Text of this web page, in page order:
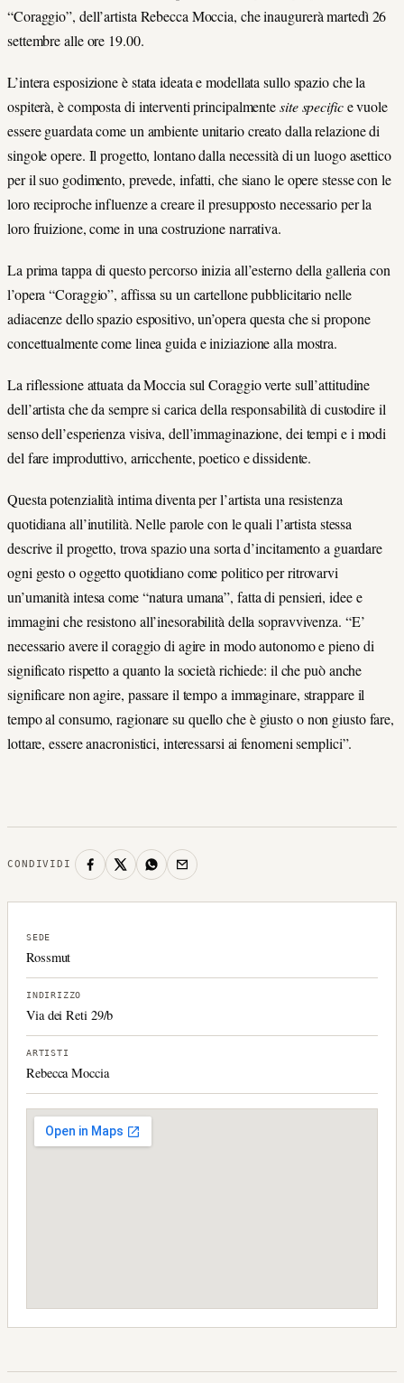
“Coraggio”, dell’artista Rebecca Moccia, che inaugurerà martedì 26
settembre alle ore 19.00.
L’intera esposizione è stata ideata e modellata sullo spazio che la
ospiterà, è composta di interventi principalmentesite specifice vuole
essere guardata come un ambiente unitario creato dalla relazione di
singole opere. Il progetto, lontano dalla necessità di un luogo asettico
per il suo godimento, prevede, infatti, che siano le opere stesse con le
loro reciproche influenze a creare il presupposto necessario per la
loro fruizione, come in una costruzione narrativa.
La prima tappa di questo percorso inizia all’esterno della galleria con
l’opera “Coraggio”, affissa su un cartellone pubblicitario nelle
adiacenze dello spazio espositivo, un’opera questa che si propone
concettualmente come linea guida e iniziazione alla mostra.
La riflessione attuata da Moccia sul Coraggio verte sull’attitudine
dell’artista che da sempre si carica della responsabilità di custodire il
senso dell’esperienza visiva, dell’immaginazione, dei tempi e i modi
del fare improduttivo, arricchente, poetico e dissidente.
Questa potenzialità intima diventa per l’artista una resistenza
quotidiana all’inutilità. Nelle parole con le quali l’artista stessa
descrive il progetto, trova spazio una sorta d’incitamento a guardare
ogni gesto o oggetto quotidiano come politico per ritrovarvi
un’umanità intesa come “natura umana”, fatta di pensieri, idee e
immagini che resistono all’inesorabilità della sopravvivenza. “E’
necessario avere il coraggio di agire in modo autonomo e pieno di
significato rispetto a quanto la società richiede: il che può anche
significare non agire, passare il tempo a immaginare, strappare il
tempo al consumo, ragionare su quello che è giusto o non giusto fare,
lottare, essere anacronistici, interessarsi ai fenomeni semplici”.
CONDIVIDI
SEDE
Rossmut
INDIRIZZO
Via dei Reti 29/b
ARTISTI
Rebecca Moccia